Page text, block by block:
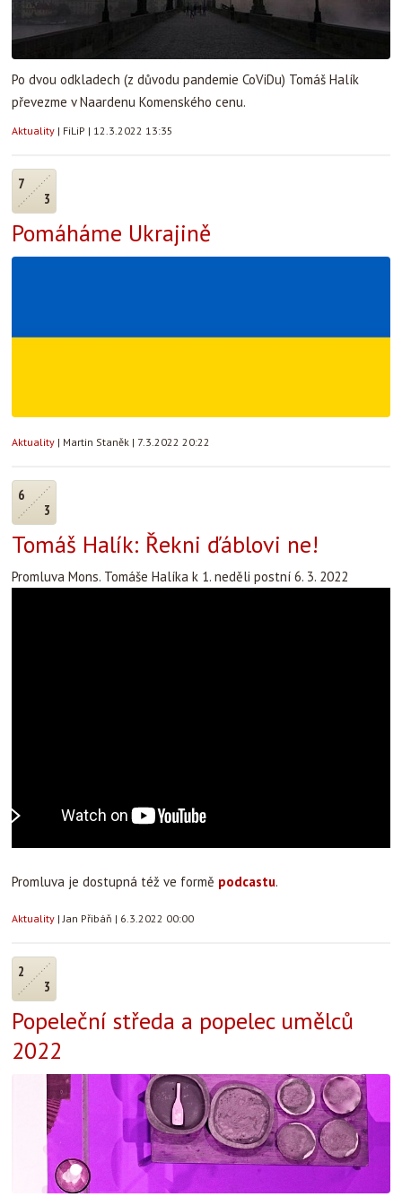
Po dvou odkladech (z důvodu pandemie CoViDu) Tomáš Halík
převezme v Naardenu Komenského cenu.
Aktuality | FiLiP | 12.3.2022 13:35
7
3
Pomáháme Ukrajině
Aktuality | Martin Staněk | 7.3.2022 20:22
6
3
Tomáš Halík: Řekni ďáblovi ne!
Promluva Mons. Tomáše Halíka k 1. neděli postní 6. 3. 2022
Promluva je dostupná též ve formě podcastu.
Aktuality |Jan Přibáň | 6.3.2022 00:00
2
3
Popeleční středa a popelec umělců
2022